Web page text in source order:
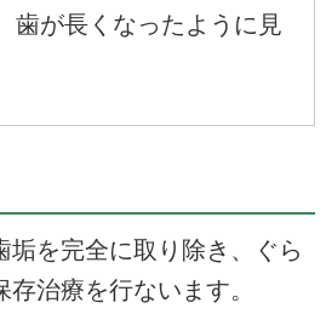
歯が長くなったように見
垢を完全に取り除き、ぐら
治療を行ないます。